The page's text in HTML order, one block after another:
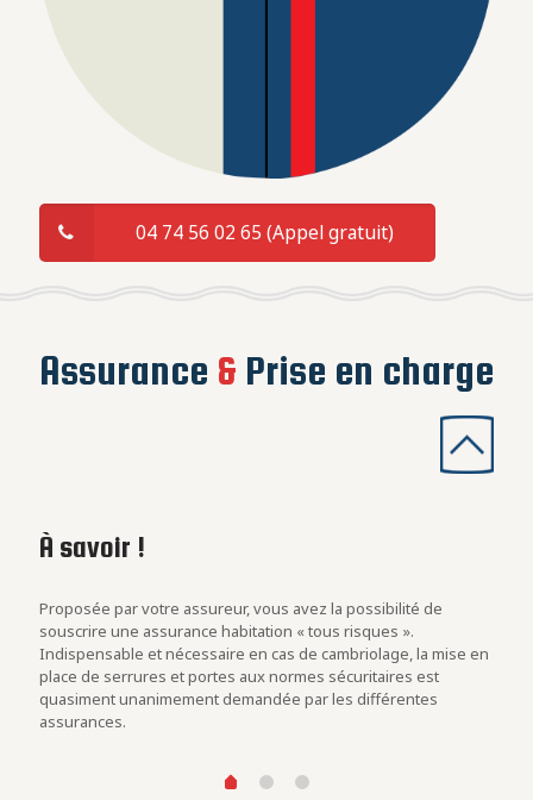
04 74 56 02 65 (Appel gratuit)
Assurance & Prise en charge
À savoir !
Proposée par votre assureur, vous avez la possibilité de
souscrire une assurance habitation « tous risques ».
Indispensable et nécessaire en cas de cambriolage, la mise en
place de serrures et portes aux normes sécuritaires est
quasiment unanimement demandée par les différentes
assurances.